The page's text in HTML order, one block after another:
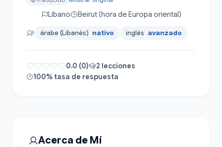
Líbano Beirut (hora de Europa oriental)
árabe (Libanés) nativo inglés avanzado
0.0 (0)
2 lecciones
100% tasa de respuesta
Acerca de Mí